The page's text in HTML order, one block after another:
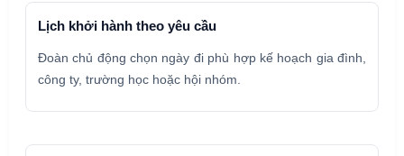
Lịch khởi hành theo yêu cầu
Đoàn chủ động chọn ngày đi phù hợp kế hoạch gia đình,
công ty, trường học hoặc hội nhóm.